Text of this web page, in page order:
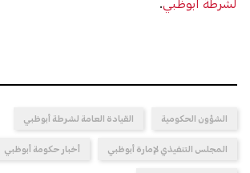
الشؤون الحكومية القيادة العامة لشرطة أبوظبي
المجلس التنفيذي لإمارة أبوظبي أخبار حكومة أبوظبي